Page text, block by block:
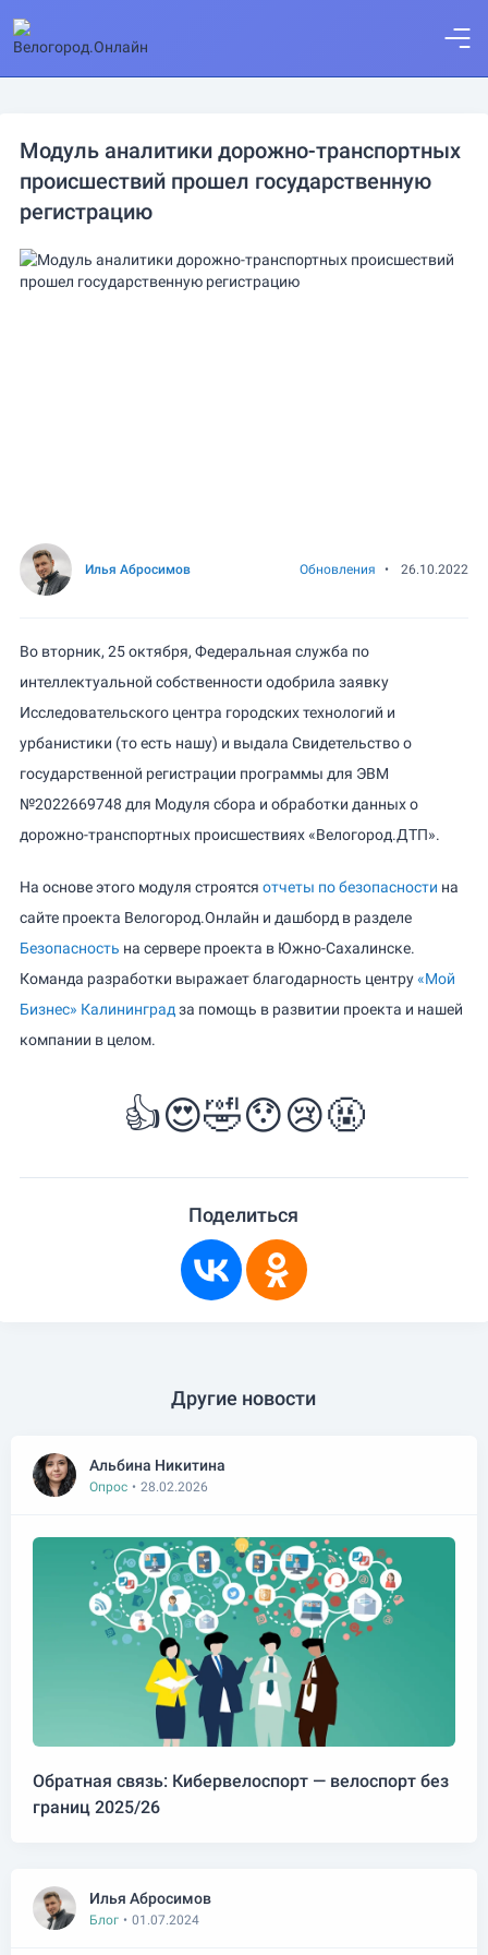
Модуль аналитики дорожно-транспортных
происшествий прошел государственную
регистрацию
Илья Абросимов Обновления • 26.10.2022
Во вторник, 25 октября, Федеральная служба по
интеллектуальной собственности одобрила заявку
Исследовательского центра городских технологий и
урбанистики (то есть нашу) и выдала Свидетельство о
государственной регистрации программы для ЭВМ
№2022669748 для Модуля сбора и обработки данных о
дорожно-транспортных происшествиях «Велогород.ДТП».
На основе этого модуля строятся отчеты по безопасности на
сайте проекта Велогород.Онлайн и дашборд в разделе
Безопасность на сервере проекта в Южно-Сахалинске.
Команда разработки выражает благодарность центру«Мой
Бизнес» Калининград за помощь в развитии проекта и нашей
компании в целом.
👍😍🤣😯😢🤬
Поделиться
Другие новости
Альбина Никитина
Опрос • 28.02.2026
Обратная связь: Кибервелоспорт — велоспорт без
границ 2025/26
Илья Абросимов
Блог • 01.07.2024